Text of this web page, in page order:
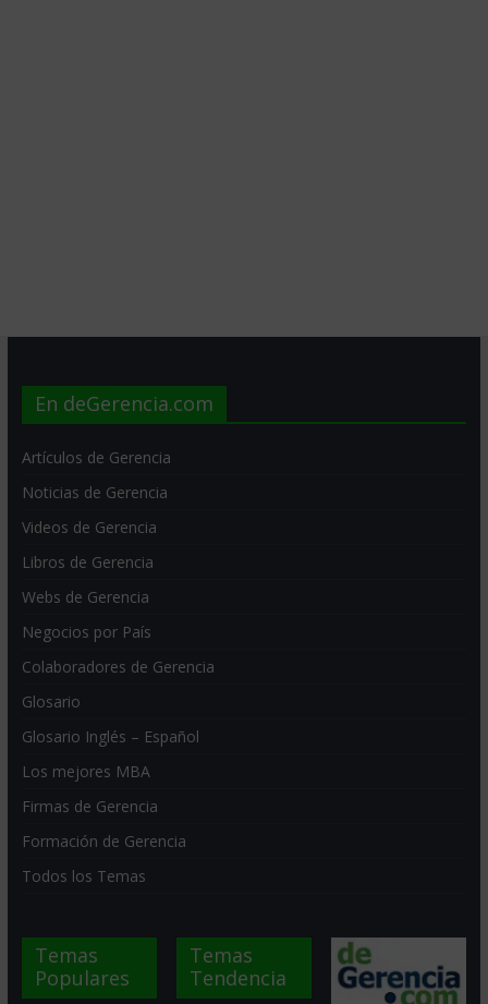
En deGerencia.com
Artículos de Gerencia
Noticias de Gerencia
Videos de Gerencia
Libros de Gerencia
Webs de Gerencia
Negocios por País
Colaboradores de Gerencia
Glosario
Glosario Inglés – Español
Los mejores MBA
Firmas de Gerencia
Formación de Gerencia
Todos los Temas
Temas
Populares
Temas
Tendencia